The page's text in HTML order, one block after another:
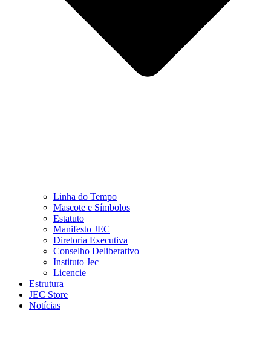
Linha do Tempo
Mascote e Símbolos
Estatuto
Manifesto JEC
Diretoria Executiva
Conselho Deliberativo
Instituto Jec
Licencie
Estrutura
JEC Store
Notícias